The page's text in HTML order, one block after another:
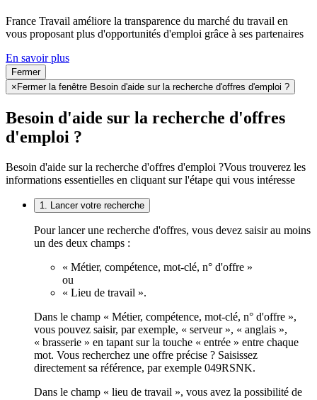
France Travail améliore la transparence du marché du travail en
vous proposant plus d'opportunités d'emploi grâce à ses partenaires
En savoir plus
Fermer
× Fermer la fenêtre Besoin d'aide sur la recherche d'offres d'emploi ?
Besoin d'aide sur la recherche d'offres
d'emploi ?
Besoin d'aide sur la recherche d'offres d'emploi ?Vous trouverez les
informations essentielles en cliquant sur l'étape qui vous intéresse
1. Lancer votre recherche
Pour lancer une recherche d'offres, vous devez saisir au moins
un des deux champs :
« Métier, compétence, mot-clé, n° d'offre »
ou
« Lieu de travail ».
Dans le champ « Métier, compétence, mot-clé, n° d'offre »,
vous pouvez saisir, par exemple, « serveur », « anglais »,
« brasserie » en tapant sur la touche « entrée » entre chaque
mot. Vous recherchez une offre précise ? Saisissez
directement sa référence, par exemple 049RSNK.
Dans le champ « lieu de travail », vous avez la possibilité de